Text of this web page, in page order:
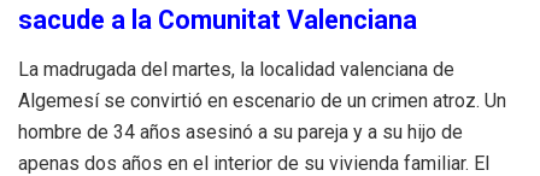
sacude a la Comunitat Valenciana
La madrugada del martes, la localidad valenciana de
Algemesí se convirtió en escenario de un crimen atroz. Un
hombre de 34 años asesinó a su pareja y a su hijo de
apenas dos años en el interior de su vivienda familiar. El